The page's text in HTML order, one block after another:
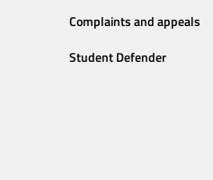
Complaints and appeals
Student Defender